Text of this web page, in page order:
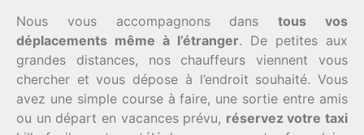
Nous vous accompagnons danstous vos
déplacements même à l’étranger. De petites aux
grandes distances, nos chauffeurs viennent vous
chercher et vous dépose à l’endroit souhaité. Vous
avez une simple course à faire, une sortie entre amis
ou un départ en vacances prévu, réservez votre taxi